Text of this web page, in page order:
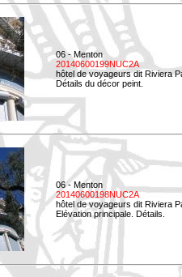
06 - Menton
20140600199NUC2A
hôtel de voyageurs dit Riviera
Détails du décor peint.
06 - Menton
20140600198NUC2A
hôtel de voyageurs dit Riviera
Elévation principale. Détails.